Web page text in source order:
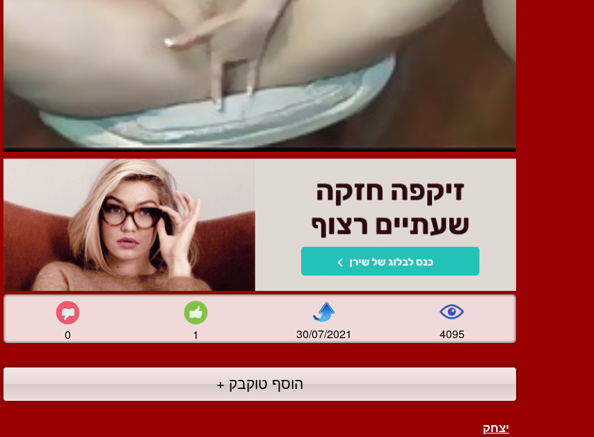
0 1 30/07/2021 4095
הוסף טוקבק +
יצחק